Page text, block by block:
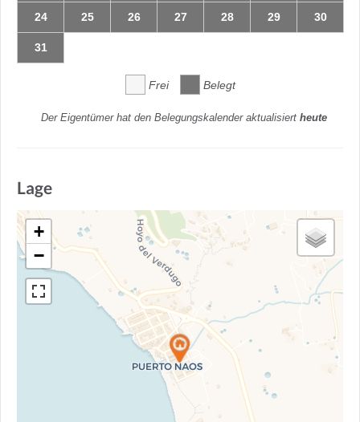
24 25 26 27 28 29 30
31
Frei Belegt
Der Eigentümer hat den Belegungskalender aktualisiert heute
Lage
+
−